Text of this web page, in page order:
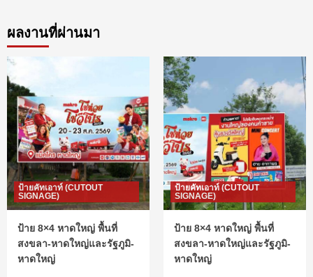
ผลงานที่ผ่านมา
ป้ายคัทเอาท์ (CUTOUT
SIGNAGE)
ป้าย 8×4 หาดใหญ่ พื้นที่
สงขลา-หาดใหญ่และรัฐภูมิ-
หาดใหญ่
ป้ายคัทเอาท์ (CUTOUT
SIGNAGE)
ป้าย 8×4 หาดใหญ่ พื้นที่
สงขลา-หาดใหญ่และรัฐภูมิ-
หาดใหญ่